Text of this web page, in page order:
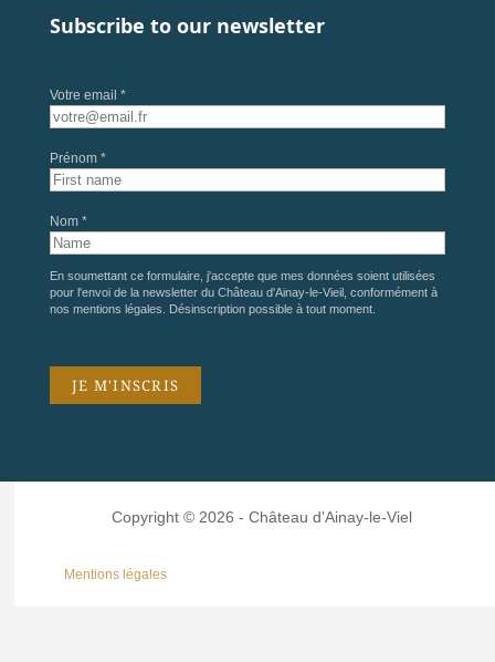
Subscribe to our newsletter
Votre email *
Prénom *
Nom *
En soumettant ce formulaire, j'accepte que mes données soient utilisées
pour l'envoi de la newsletter du Château d'Ainay-le-Vieil, conformément à
nos mentions légales . Désinscription possible à tout moment.
Copyright © 2026 - Château d'Ainay-le-Viel
Mentions légales